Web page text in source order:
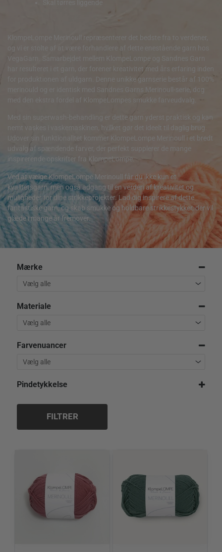
Skal tørres liggende
KlompeLompe Merinoull repræsenterer det bedste fra to verdener,
og vi er stolte af at være forhandlere af dette enestående garn hos
VegaGarn. Samarbejdet mellem KlompeLompe og Sandnes Garn
har resulteret i et garn, der forener kreativitet med års erfaring inden
for produktionen af uldgarn. Denne unikke garnserie består af 100%
merinould og er identisk med Sandnes Garns Merinoull-serie, dog
med den ekstra fordel af KlompeLompes smukke farveudvalg.
Med sin superwash-behandling er dette garn yderst praktisk og kan
nemt vaskes i vaskemaskinen, hvilket gør det ideelt til daglig brug.
Udover sin funktionalitet kommer KlompeLompe Merinoull i et bredt
udvalg af spændende farver, der perfekt supplerer de mange
inspirerende opskrifter fra KlompeLompe.
Ved at vælge KlompeLompe Merinoull får du ikke kun et
kvalitetsgarn, men også adgang til en verden af kreativitet og
muligheder for dine strikkeprojekter. Lad dig inspirere af dette
fantastiske garn, og skab smukke og holdbare strikkestykker, der vil
glæde i mange år fremover.
Mærke
Materiale
Farvenuancer
Pindetykkelse
FILTRER